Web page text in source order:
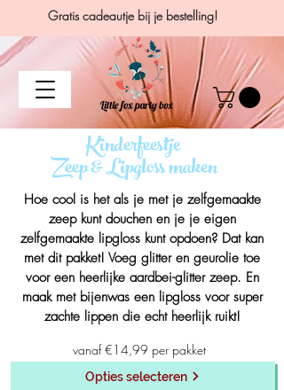
Gratis cadeautje bij je bestelling!
Kinderfeestje
Zeep & Lipgloss maken
Hoe cool is het als je met je zelfgemaakte
zeep kunt douchen en je je eigen
zelfgemaakte lipgloss kunt opdoen? Dat kan
met dit pakket! Voeg glitter en geurolie toe
voor een heerlijke aardbei-glitter zeep. En
maak met bijenwas een lipgloss voor super
zachte lippen die echt heerlijk ruikt!
vanaf €14,99 per pakket
Opties selecteren